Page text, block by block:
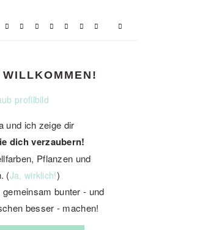
und ich zeige dir
dich verzaubern!
Pflanzen und
(Ja, wirklich!)
bunter - und
besser - machen!